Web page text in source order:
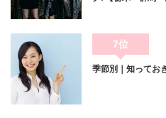
7位
季節別｜知ってお